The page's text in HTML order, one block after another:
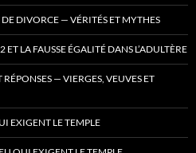
DIVORCE — VÉRITÉS ET MYTHES
LA FAUSSE ÉGALITÉ DANS L’ADULTÈRE
— VIERGES, VEUVES ET
EXIGENT LE TEMPLE